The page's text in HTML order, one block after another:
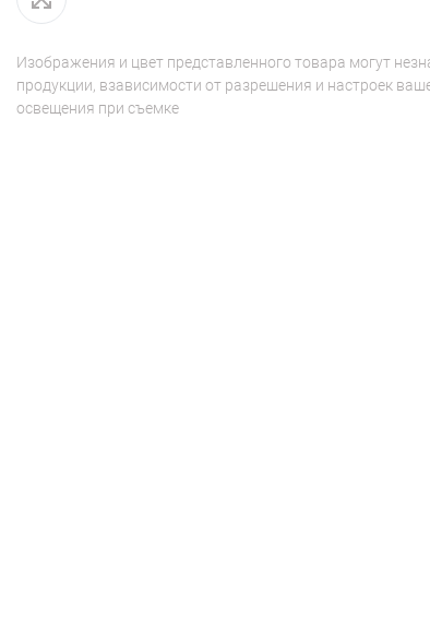
Изображения и цвет представленного товара могут
продукции, взависимости от разрешения и настроек
освещения при съемке